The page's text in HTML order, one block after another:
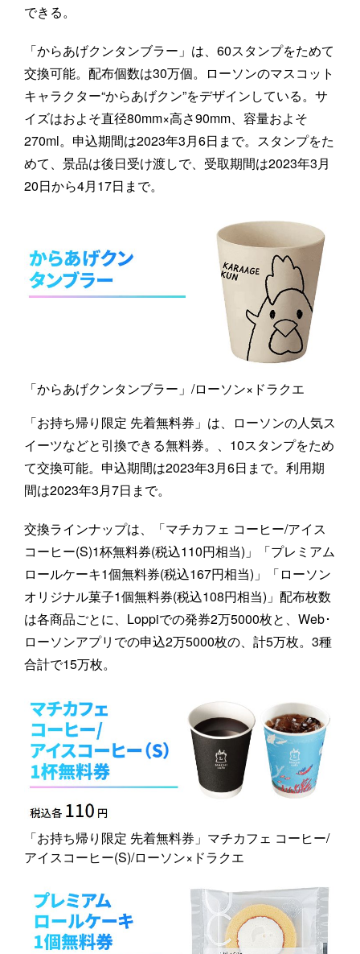
できる。
「からあげクンタンブラー」は、60スタンプをためて
交換可能。配布個数は30万個。ローソンのマスコット
キャラクター“からあげクン”をデザインしている。サ
イズはおよそ直径80mm×高さ90mm、容量およそ
270ml。申込期間は2023年3月6日まで。スタンプをた
めて、景品は後日受け渡しで、受取期間は2023年3月
20日から4月17日まで。
「からあげクンタンブラー」/ローソン×ドラクエ
「お持ち帰り限定 先着無料券」は、ローソンの人気ス
イーツなどと引換できる無料券。、10スタンプをため
て交換可能。申込期間は2023年3月6日まで。利用期
間は2023年3月7日まで。
交換ラインナップは、「マチカフェ コーヒー/アイス
コーヒー(S)1杯無料券(税込110円相当)」「プレミアム
ロールケーキ1個無料券(税込167円相当)」「ローソン
オリジナル菓子1個無料券(税込108円相当)」配布枚数
は各商品ごとに、Loppiでの発券2万5000枚と、Web･
ローソンアプリでの申込2万5000枚の、計5万枚。3種
合計で15万枚。
「お持ち帰り限定 先着無料券」マチカフェ コーヒー/
アイスコーヒー(S)/ローソン×ドラクエ